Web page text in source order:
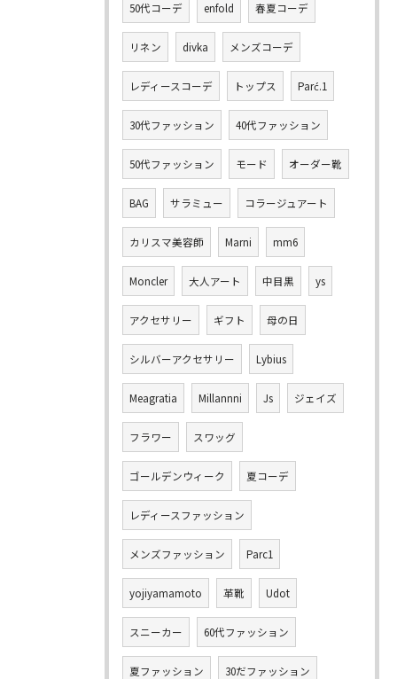
50代コーデ enfold 春夏コーデ
リネン divka メンズコーデ
レディースコーデ トップス Parć.1
30代ファッション 40代ファッション
50代ファッション モード オーダー靴
BAG サラミュー コラージュアート
カリスマ美容師 Marni mm6
Moncler 大人アート 中目黒 ys
アクセサリー ギフト 母の日
シルバーアクセサリー Lybius
Meagratia Millannni Js ジェイズ
フラワー スワッグ
ゴールデンウィーク 夏コーデ
レディースファッション
メンズファッション Parc1
yojiyamamoto 革靴 Udot
スニーカー 60代ファッション
夏ファッション 30だファッション